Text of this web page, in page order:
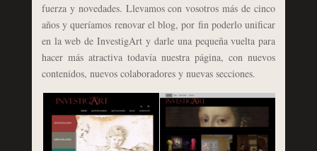
fuerza y novedades. Llevamos con vosotros más de cinco
años y queríamos renovar el blog, por fin poderlo unificar
en la web de InvestigArt y darle una pequeña vuelta para
hacer más atractiva todavía nuestra página, con nuevos
contenidos, nuevos colaboradores y nuevas secciones.